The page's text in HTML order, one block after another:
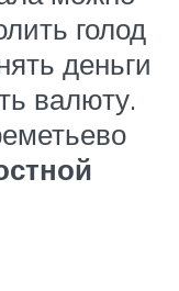
голод
деньги
валюту.